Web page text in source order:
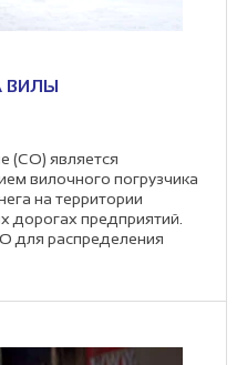
ВИЛЫ
(СО) является
вилочного погрузчика
на территории
дорогах предприятий.
для распределения